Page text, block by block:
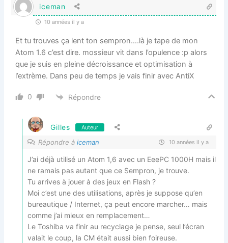
iceman
10 années il y a
Et tu trouves ça lent ton sempron….là je tape de mon
Atom 1.6 c’est dire. mossieur vit dans l’opulence :p alors
que je suis en pleine décroissance et optimisation à
l’extrème. Dans peu de temps je vais finir avec AntiX
0 Répondre
Gilles Auteur
Répondre àiceman 10 années il y a
J’ai déjà utilisé un Atom 1,6 avec un EeePC 1000H mais il
ne ramais pas autant que ce Sempron, je trouve.
Tu arrives à jouer à des jeux en Flash ?
Moi c’est une des utilisations, après je suppose qu’en
bureautique / Internet, ça peut encore marcher… mais
comme j’ai mieux en remplacement…
Le Toshiba va finir au recyclage je pense, seul l’écran
valait le coup, la CM était aussi bien foireuse.